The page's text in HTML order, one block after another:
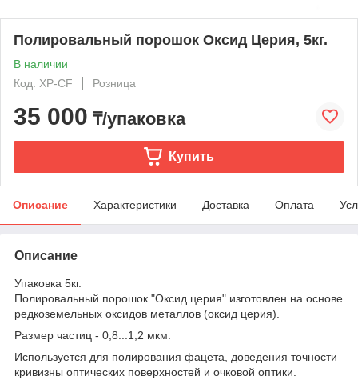
Полировальный порошок Оксид Церия, 5кг.
В наличии
Код: XP-CF
Розница
35 000 ₸/упаковка
Купить
Описание Характеристики Доставка Оплата
Описание
Упаковка 5кг.
Полировальный порошок "Оксид церия" изготовлен на основе
редкоземельных оксидов металлов (оксид церия).
Размер частиц - 0,8...1,2 мкм.
Используется для полирования фацета, доведения точности
кривизны оптических поверхностей и очковой оптики.